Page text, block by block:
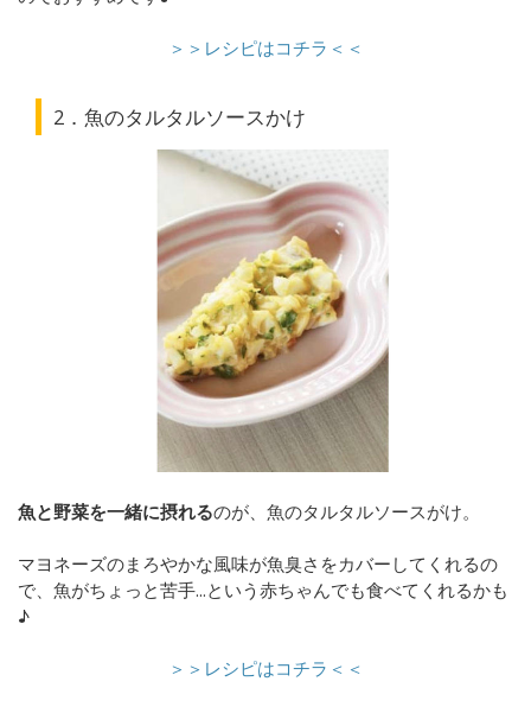
＞＞レシピはコチラ＜＜
2．魚のタルタルソースかけ
魚と野菜を一緒に摂れるのが、魚のタルタルソースがけ。
マヨネーズのまろやかな風味が魚臭さをカバーしてくれるの
で、魚がちょっと苦手...という赤ちゃんでも食べてくれるかも
♪
＞＞レシピはコチラ＜＜